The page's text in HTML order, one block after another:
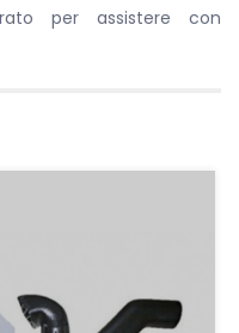
per assistere con